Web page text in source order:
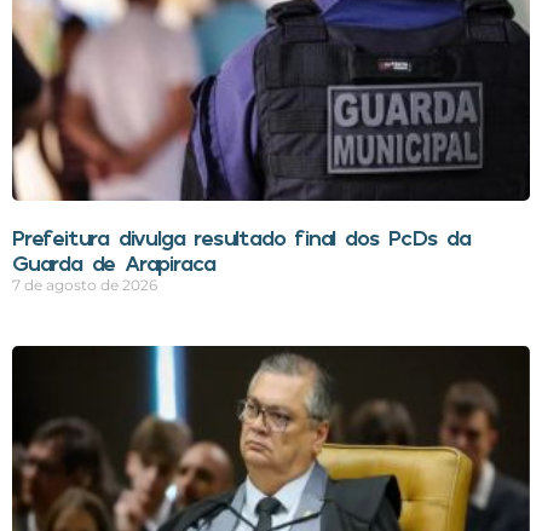
Prefeitura divulga resultado final dos PcDs da
Guarda de Arapiraca
7 de agosto de 2026